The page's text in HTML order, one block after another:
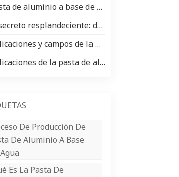
a base de agua frente a pasta de aluminio a base de aceite: ventajas, desventajas y aplicaciones
resplandeciente: donde brillan los pigmentos nacarados ✨
y campos de la pasta de aluminio
de la pasta de aluminio en la industria del recubrimiento de bobinas
De Producción De
De Aluminio A Base
Es La Pasta De